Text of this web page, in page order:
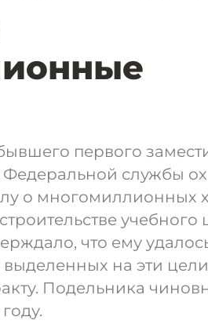
первого
Федеральной службы
о многомиллионных
учебного
что ему
на эти
Подельника